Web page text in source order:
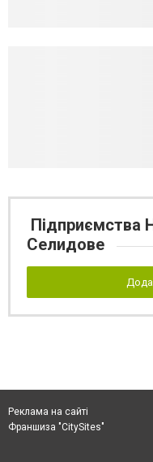
Підприємства
Селидове
Реклама на сайті
Франшиза "CitySites"